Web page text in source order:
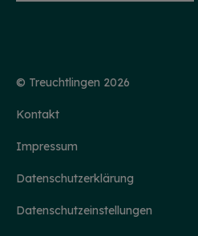
© Treuchtlingen 2026
Kontakt
Impressum
Datenschutzerklärung
Datenschutzeinstellungen